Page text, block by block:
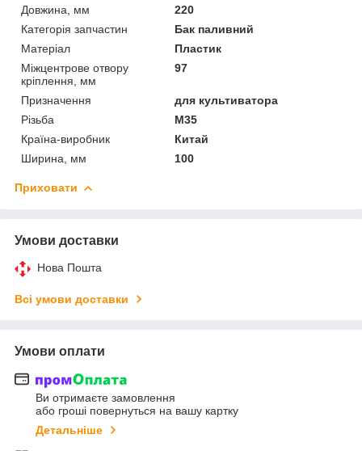
Довжина, мм
220
Категорія запчастин
Бак паливний
Матеріал
Пластик
Міжцентрове отвору
кріплення, мм
97
Призначення
для культиватора
Різьба
М35
Країна-виробник
Китай
Ширина, мм
100
Приховати
Умови доставки
Нова Пошта
Всі умови доставки
Умови оплати
Ви отримаєте замовлення
або гроші повернуться на вашу картку
Детальніше